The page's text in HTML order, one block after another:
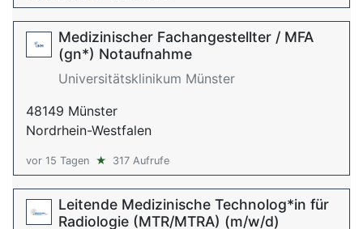
Medizinischer Fachangestellter / MFA
(gn*) Notaufnahme
Universitätsklinikum Münster
48149 Münster
Nordrhein-Westfalen
vor 15 Tagen ★ 317 Aufrufe
Leitende Medizinische Technolog*in für
Radiologie (MTR/MTRA) (m/w/d)